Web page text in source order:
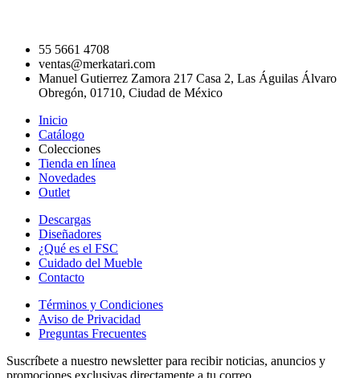
55 5661 4708
ventas@merkatari.com
Manuel Gutierrez Zamora 217 Casa 2, Las Águilas Álvaro
Obregón, 01710, Ciudad de México
Inicio
Catálogo
Colecciones
Tienda en línea
Novedades
Outlet
Descargas
Diseñadores
¿Qué es el FSC
Cuidado del Mueble
Contacto
Términos y Condiciones
Aviso de Privacidad
Preguntas Frecuentes
Suscríbete a nuestro newsletter para recibir noticias, anuncios y